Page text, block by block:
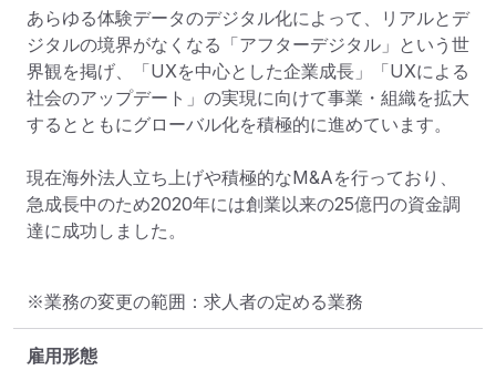
あらゆる体験データのデジタル化によって、リアルとデ
ジタルの境界がなくなる「アフターデジタル」という世
界観を掲げ、「UXを中心とした企業成長」「UXによる
社会のアップデート」の実現に向けて事業・組織を拡大
するとともにグローバル化を積極的に進めています。
現在海外法人立ち上げや積極的なM&Aを行っており、
急成長中のため2020年には創業以来の25億円の資金調
達に成功しました。
※業務の変更の範囲：求人者の定める業務
雇用形態